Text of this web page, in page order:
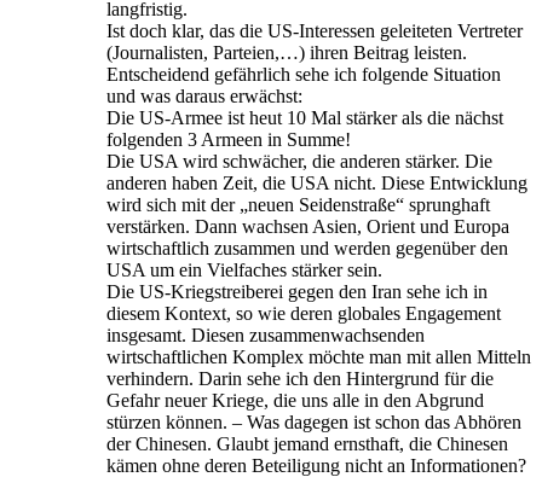
langfristig.
Ist doch klar, das die US-Interessen geleiteten Vertreter
(Journalisten, Parteien,…) ihren Beitrag leisten.
Entscheidend gefährlich sehe ich folgende Situation
und was daraus erwächst:
Die US-Armee ist heut 10 Mal stärker als die nächst
folgenden 3 Armeen in Summe!
Die USA wird schwächer, die anderen stärker. Die
anderen haben Zeit, die USA nicht. Diese Entwicklung
wird sich mit der „neuen Seidenstraße“ sprunghaft
verstärken. Dann wachsen Asien, Orient und Europa
wirtschaftlich zusammen und werden gegenüber den
USA um ein Vielfaches stärker sein.
Die US-Kriegstreiberei gegen den Iran sehe ich in
diesem Kontext, so wie deren globales Engagement
insgesamt. Diesen zusammenwachsenden
wirtschaftlichen Komplex möchte man mit allen Mitteln
verhindern. Darin sehe ich den Hintergrund für die
Gefahr neuer Kriege, die uns alle in den Abgrund
stürzen können. – Was dagegen ist schon das Abhören
der Chinesen. Glaubt jemand ernsthaft, die Chinesen
kämen ohne deren Beteiligung nicht an Informationen?